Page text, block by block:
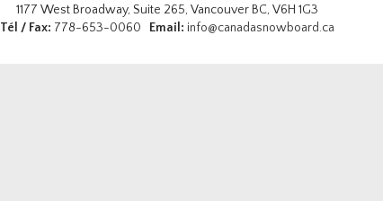
1177 West Broadway, Suite 265, Vancouver BC, V6H 1G3
Tél / Fax: 778-653-0060 Email: info@canadasnowboard.ca